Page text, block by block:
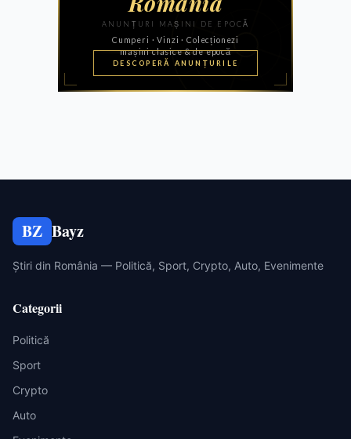
BZ Bayz
Știri din România — Politică, Sport, Crypto, Auto, Evenimente
Categorii
Politică
Sport
Crypto
Auto